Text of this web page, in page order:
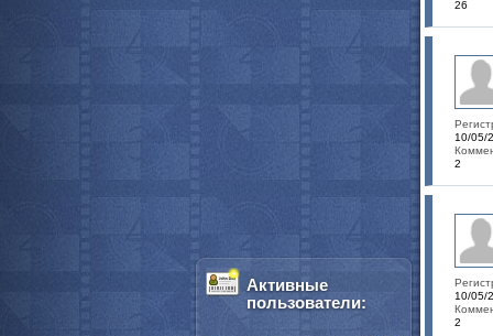
26
10/05/
2
10/05/
2
Активные
пользователи: